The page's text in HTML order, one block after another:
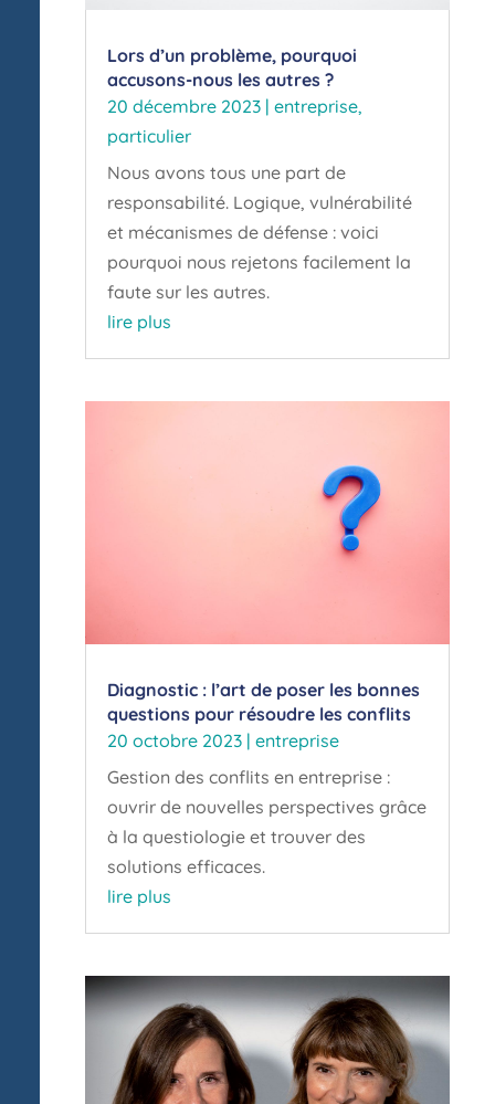
Lors d’un problème, pourquoi
accusons-nous les autres ?
20 décembre 2023 |entreprise,
particulier
Nous avons tous une part de
responsabilité. Logique, vulnérabilité
et mécanismes de défense : voici
pourquoi nous rejetons facilement la
faute sur les autres.
lire plus
Diagnostic : l’art de poser les bonnes
questions pour résoudre les conflits
20 octobre 2023 |entreprise
Gestion des conflits en entreprise :
ouvrir de nouvelles perspectives grâce
à la questiologie et trouver des
solutions efficaces.
lire plus